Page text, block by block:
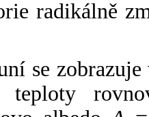
radikálně
se
teploty